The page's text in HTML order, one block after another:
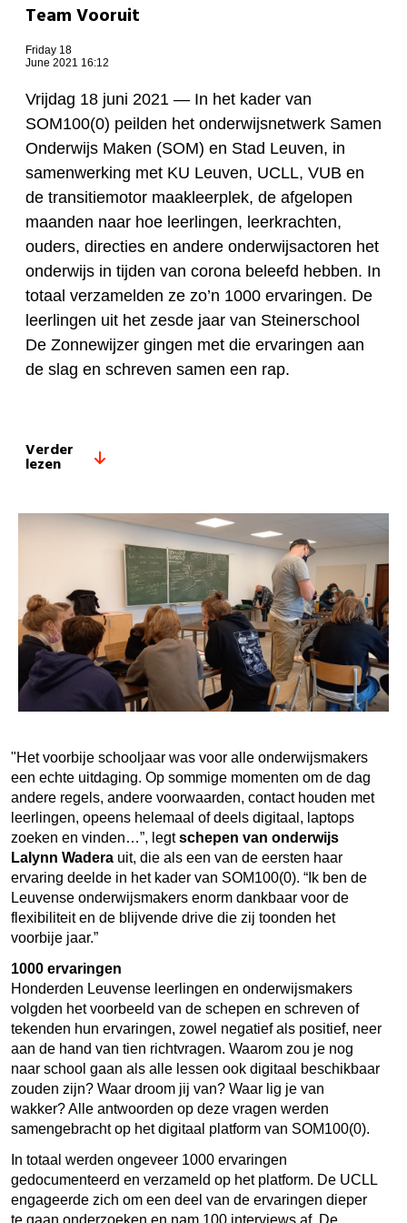
Team Vooruit
Friday 18
June 2021 16:12
Vrijdag 18 juni 2021 — In het kader van
SOM100(0) peilden het onderwijsnetwerk Samen
Onderwijs Maken (SOM) en Stad Leuven, in
samenwerking met KU Leuven, UCLL, VUB en
de transitiemotor maakleerplek, de afgelopen
maanden naar hoe leerlingen, leerkrachten,
ouders, directies en andere onderwijsactoren het
onderwijs in tijden van corona beleefd hebben. In
totaal verzamelden ze zo’n 1000 ervaringen. De
leerlingen uit het zesde jaar van Steinerschool
De Zonnewijzer gingen met die ervaringen aan
de slag en schreven samen een rap.
Verder
lezen
"Het voorbije schooljaar was voor alle onderwijsmakers
een echte uitdaging. Op sommige momenten om de dag
andere regels, andere voorwaarden, contact houden met
leerlingen, opeens helemaal of deels digitaal, laptops
zoeken en vinden…”, legtschepen van onderwijs
Lalynn Wadera uit, die als een van de eersten haar
ervaring deelde in het kader van SOM100(0). “Ik ben de
Leuvense onderwijsmakers enorm dankbaar voor de
flexibiliteit en de blijvende drive die zij toonden het
voorbije jaar.”
1000 ervaringen
Honderden Leuvense leerlingen en onderwijsmakers
volgden het voorbeeld van de schepen en schreven of
tekenden hun ervaringen, zowel negatief als positief, neer
aan de hand van tien richtvragen. Waarom zou je nog
naar school gaan als alle lessen ook digitaal beschikbaar
zouden zijn? Waar droom jij van? Waar lig je van
wakker? Alle antwoorden op deze vragen werden
samengebracht op het digitaal platform van SOM100(0).
In totaal werden ongeveer 1000 ervaringen
gedocumenteerd en verzameld op het platform. De UCLL
engageerde zich om een deel van de ervaringen dieper
te gaan onderzoeken en nam 100 interviews af. De